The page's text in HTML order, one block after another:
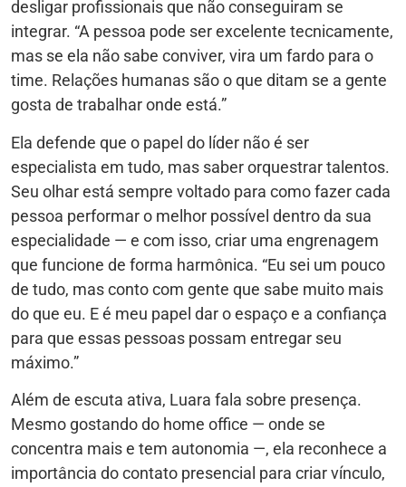
desligar profissionais que não conseguiram se
integrar. “A pessoa pode ser excelente tecnicamente,
mas se ela não sabe conviver, vira um fardo para o
time. Relações humanas são o que ditam se a gente
gosta de trabalhar onde está.”
Ela defende que o papel do líder não é ser
especialista em tudo, mas saber orquestrar talentos.
Seu olhar está sempre voltado para como fazer cada
pessoa performar o melhor possível dentro da sua
especialidade — e com isso, criar uma engrenagem
que funcione de forma harmônica. “Eu sei um pouco
de tudo, mas conto com gente que sabe muito mais
do que eu. E é meu papel dar o espaço e a confiança
para que essas pessoas possam entregar seu
máximo.”
Além de escuta ativa, Luara fala sobre presença.
Mesmo gostando do home office — onde se
concentra mais e tem autonomia —, ela reconhece a
importância do contato presencial para criar vínculo,